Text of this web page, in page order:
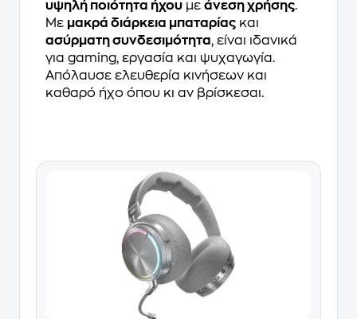
υψηλή ποιότητα ήχου με άνεση χρήσης.
Με μακρά διάρκεια μπαταρίας και
ασύρματη συνδεσιμότητα, είναι ιδανικά
για gaming, εργασία και ψυχαγωγία.
Απόλαυσε ελευθερία κινήσεων και
καθαρό ήχο όπου κι αν βρίσκεσαι.